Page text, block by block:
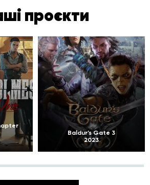
проєкти
Baldur’s Gate 3
2023